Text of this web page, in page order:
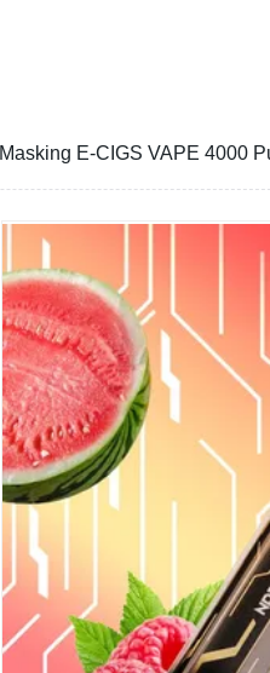
Masking E-CIGS VAPE 4000